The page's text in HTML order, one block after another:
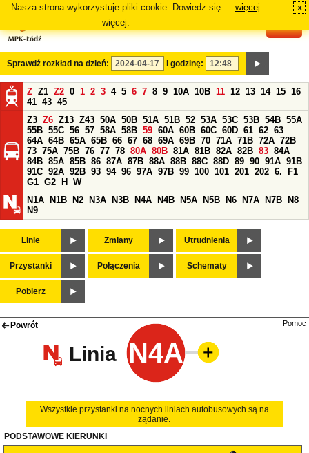
Nasza strona wykorzystuje pliki cookie. Dowiedz się
więcej.
więcej x
Sprawdź rozkład na dzień: i godzinę:
Z Z1 Z2 0 1 2 3 4 5 6 7 8 9 10A 10B 11 12 13 14 15 16
41 43 45
Z3 Z6 Z13 Z43 50A 50B 51A 51B 52 53A 53C 53B 54B 55A
55B 55C 56 57 58A 58B 59 60A 60B 60C 60D 61 62 63
64A 64B 65A 65B 66 67 68 69A 69B 70 71A 71B 72A 72B
73 75A 75B 76 77 78 80A 80B 81A 81B 82A 82B 83 84A
84B 85A 85B 86 87A 87B 88A 88B 88C 88D 89 90 91A 91B
91C 92A 92B 93 94 96 97A 97B 99 100 101 201 202 6.
F1
G1 G2 H
W
N1A
N1B N2 N3A N3B N4A N4B N5A N5B N6 N7A N7B
N8
N9
Linie Zmiany Utrudnienia
Przystanki Połączenia Schematy
Pobierz
Powrót
Linia N4A
Pomoc
Wszystkie przystanki na nocnych liniach autobusowych są na
żądanie.
PODSTAWOWE KIERUNKI